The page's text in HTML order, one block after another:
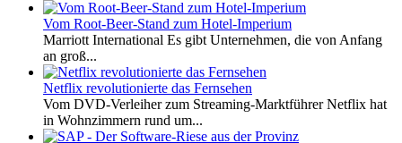
Vom Root-Beer-Stand zum Hotel-Imperium
Marriott International Es gibt Unternehmen, die von Anfang
an groß...
Netflix revolutionierte das Fernsehen
Vom DVD-Verleiher zum Streaming-Marktführer Netflix hat
in Wohnzimmern rund um...